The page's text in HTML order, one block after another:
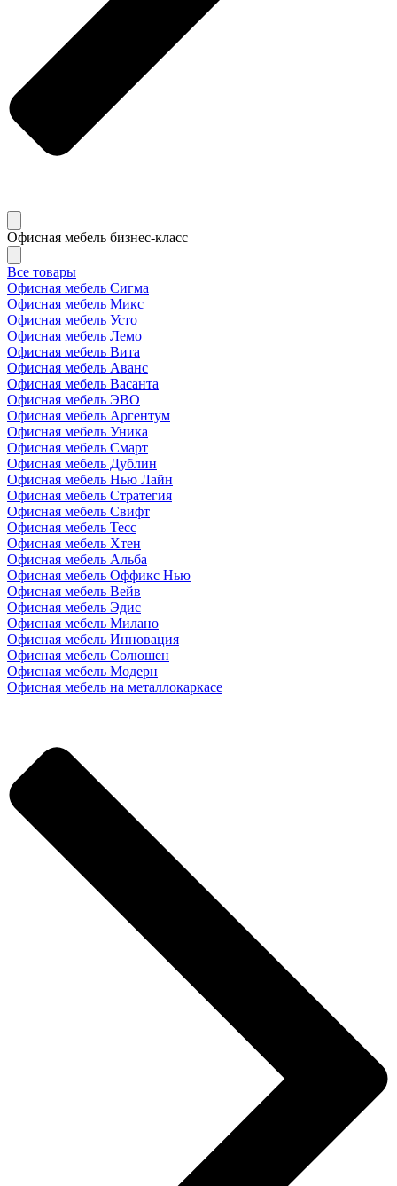
Офисная мебель бизнес-класс
Все товары
Офисная мебель Сигма
Офисная мебель Микс
Офисная мебель Усто
Офисная мебель Лемо
Офисная мебель Вита
Офисная мебель Аванс
Офисная мебель Васанта
Офисная мебель ЭВО
Офисная мебель Аргентум
Офисная мебель Уника
Офисная мебель Смарт
Офисная мебель Дублин
Офисная мебель Нью Лайн
Офисная мебель Стратегия
Офисная мебель Свифт
Офисная мебель Тесс
Офисная мебель Хтен
Офисная мебель Альба
Офисная мебель Оффикс Нью
Офисная мебель Вейв
Офисная мебель Эдис
Офисная мебель Милано
Офисная мебель Инновация
Офисная мебель Солюшен
Офисная мебель Модерн
Офисная мебель на металлокаркасе